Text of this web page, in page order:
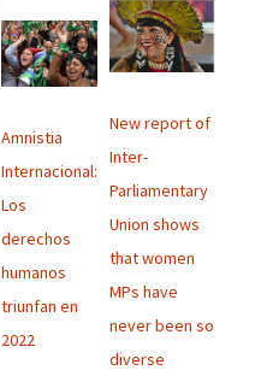
Amnistia
Internacional:
Los
derechos
humanos
triunfan en
2022
New report of
Inter-
Parliamentary
Union shows
that women
MPs have
never been so
diverse